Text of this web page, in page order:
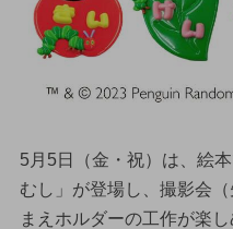
5月5日（金・祝）は、絵
むし」が登場し、撮影会
まえホルダーの工作が楽